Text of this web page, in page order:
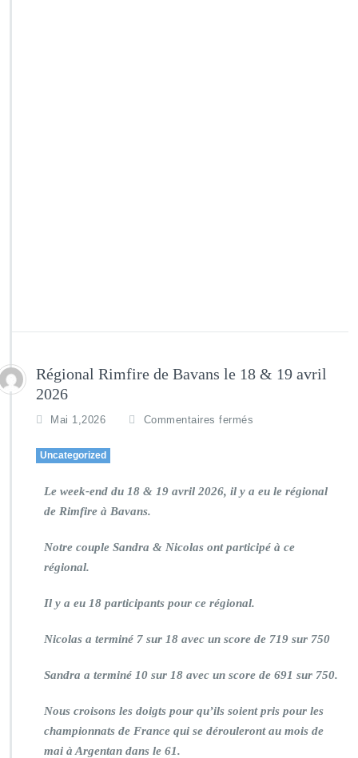
Régional Rimfire de Bavans le 18 & 19 avril
2026
Mai 1,2026 Commentaires fermés
Uncategorized
Le week-end du 18 & 19 avril 2026, il y a eu le régional
de Rimfire à Bavans.
Notre couple Sandra & Nicolas ont participé à ce
régional.
Il y a eu 18 participants pour ce régional.
Nicolas a terminé 7 sur 18 avec un score de 719 sur 750
Sandra a terminé 10 sur 18 avec un score de 691 sur 750.
Nous croisons les doigts pour qu’ils soient pris pour les
championnats de France qui se dérouleront au mois de
mai à Argentan dans le 61.